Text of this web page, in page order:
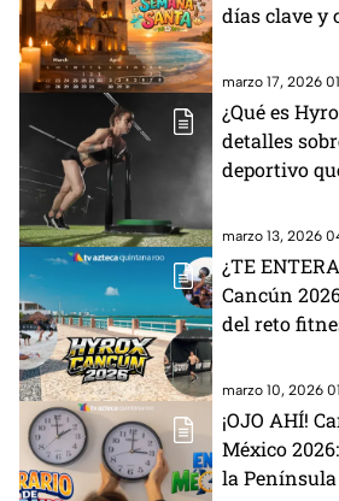
días clave y
marzo 17, 2026
¿Qué es
detalles
deportivo
marzo 13, 2026
¿TE
Cancún
del reto
marzo 10, 2026
¡OJO AHÍ!
México
la